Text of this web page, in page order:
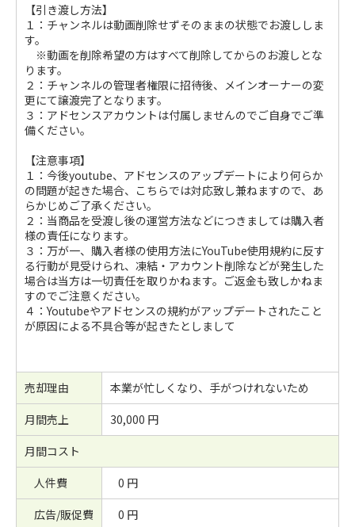
【引き渡し方法】
１：チャンネルは動画削除せずそのままの状態でお渡ししま
す。
※動画を削除希望の方はすべて削除してからのお渡しとな
ります。
２：チャンネルの管理者権限に招待後、メインオーナーの変
更にて譲渡完了となります。
３：アドセンスアカウントは付属しませんのでご自身でご準
備ください。
【注意事項】
１：今後youtube、アドセンスのアップデートにより何らか
の問題が起きた場合、こちらでは対応致し兼ねますので、あ
らかじめご了承ください。
２：当商品を受渡し後の運営方法などにつきましては購入者
様の責任になります。
３：万が一、購入者様の使用方法にYouTube使用規約に反す
る行動が見受けられ、凍結・アカウント削除などが発生した
場合は当方は一切責任を取りかねます。ご返金も致しかねま
すのでご注意ください。
４：Youtubeやアドセンスの規約がアップデートされたこと
が原因による不具合等が起きたとしまして
売却理由
本業が忙しくなり、手がつけれないため
月間売上
30,000 円
月間コスト
人件費
0 円
広告/販促費
0 円